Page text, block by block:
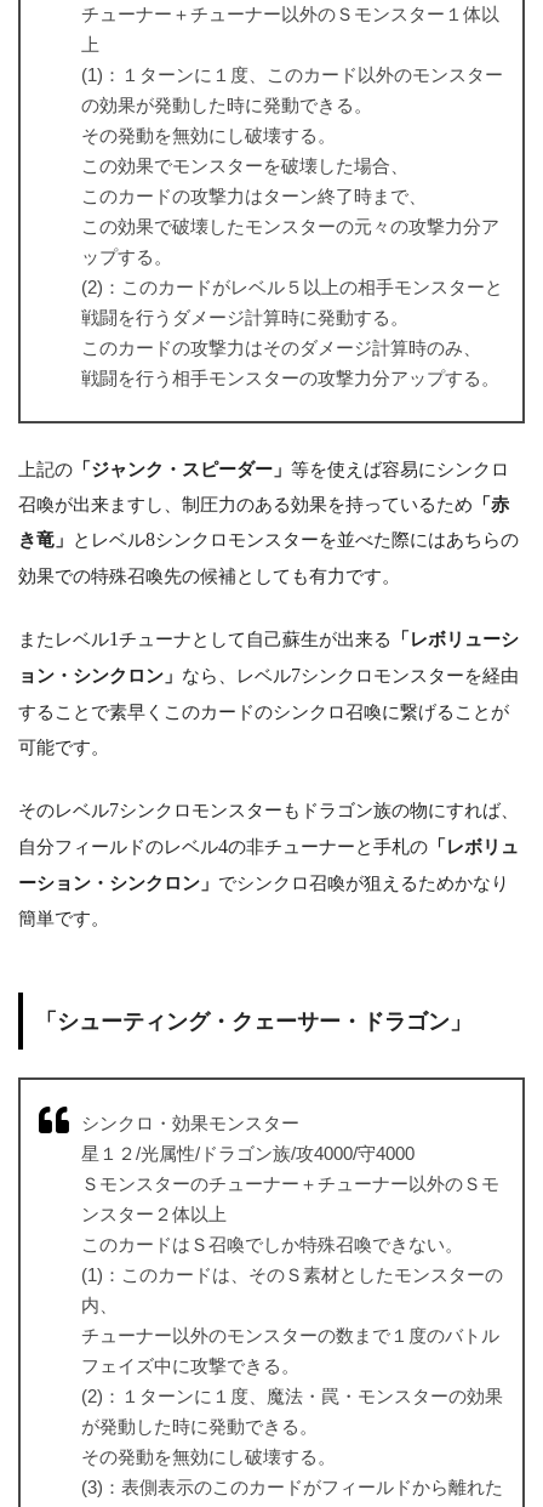
チューナー＋チューナー以外のＳモンスター１体以
上
(1)：１ターンに１度、このカード以外のモンスター
の効果が発動した時に発動できる。
その発動を無効にし破壊する。
この効果でモンスターを破壊した場合、
このカードの攻撃力はターン終了時まで、
この効果で破壊したモンスターの元々の攻撃力分ア
ップする。
(2)：このカードがレベル５以上の相手モンスターと
戦闘を行うダメージ計算時に発動する。
このカードの攻撃力はそのダメージ計算時のみ、
戦闘を行う相手モンスターの攻撃力分アップする。
上記の 「ジャンク・スピーダー」 等を使えば容易にシンクロ
召喚が出来ますし、制圧力のある効果を持っているため 「赤
き竜」 とレベル8シンクロモンスターを並べた際にはあちらの
効果での特殊召喚先の候補としても有力です。
またレベル1チューナとして自己蘇生が出来る
「レボリューシ
ョン・シンクロン」 なら、レベル7シンクロモンスターを経由
することで素早くこのカードのシンクロ召喚に繋げることが
可能です。
そのレベル7シンクロモンスターもドラゴン族の物にすれば、
自分フィールドのレベル4の非チューナーと手札の 「レボリュ
ーション・シンクロン」 でシンクロ召喚が狙えるためかなり
簡単です。
「シューティング・クェーサー・ドラゴン」
シンクロ・効果モンスター
星１２/光属性/ドラゴン族/攻4000/守4000
Ｓモンスターのチューナー＋チューナー以外のＳモ
ンスター２体以上
このカードはＳ召喚でしか特殊召喚できない。
(1)：このカードは、そのＳ素材としたモンスターの
内、
チューナー以外のモンスターの数まで１度のバトル
フェイズ中に攻撃できる。
(2)：１ターンに１度、魔法・罠・モンスターの効果
が発動した時に発動できる。
その発動を無効にし破壊する。
(3)：表側表示のこのカードがフィールドから離れた